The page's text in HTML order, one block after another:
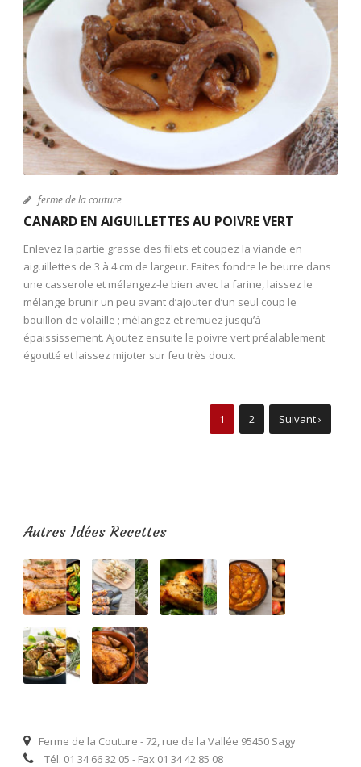
ferme de la couture
CANARD EN AIGUILLETTES AU POIVRE VERT
Enlevez la partie grasse des filets et coupez la viande en
aiguillettes de 3 à 4 cm de largeur. Faites fondre le beurre dans
une casserole et mélangez-le bien avec la farine, laissez le
mélange brunir un peu avant d’ajouter d’un seul coup le
bouillon de volaille ; mélangez et remuez jusqu’à
épaississement. Ajoutez ensuite le poivre vert préalablement
égoutté et laissez mijoter sur feu très doux.
1 2 Suivant ›
Autres Idées Recettes
Ferme de la Couture - 72, rue de la Vallée 95450 Sagy
Tél. 01 34 66 32 05 - Fax 01 34 42 85 08